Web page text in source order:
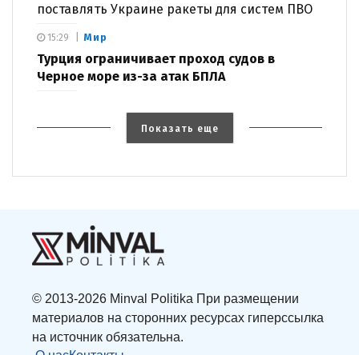
поставлять Украине ракеты для систем ПВО
Мир
Турция ограничивает проход судов в
Черное море из-за атак БПЛА
15:29
Показать еще
© 2013-2026 Minval Politika При размещении
материалов на сторонних ресурсах гиперссылка
на источник обязательна.